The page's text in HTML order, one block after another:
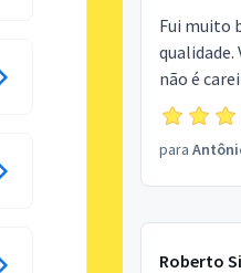
Fui muito
não é
para
Roberto